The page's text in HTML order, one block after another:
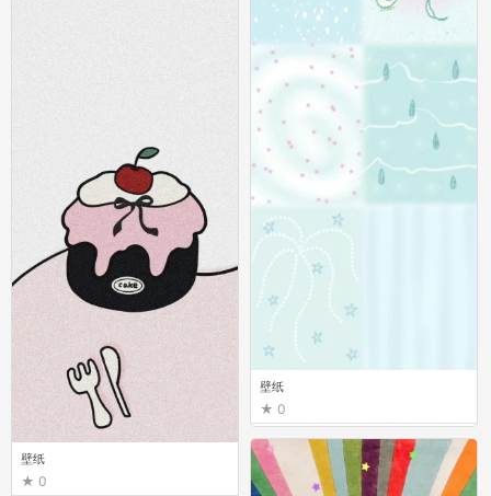
壁纸
0
壁纸
0